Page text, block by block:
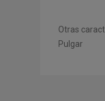
Otras
Pulgar